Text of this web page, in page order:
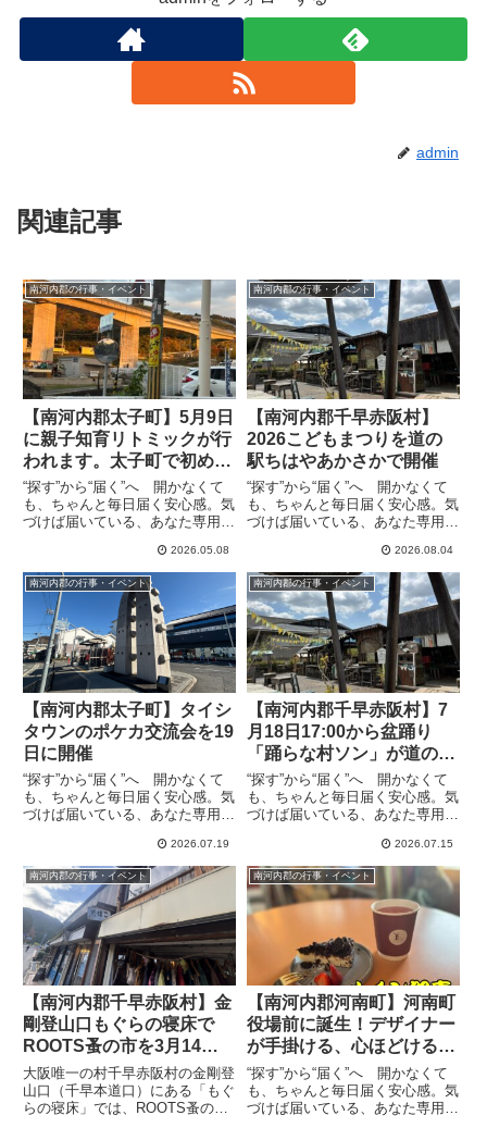
admin
関連記事
南河内郡の行事・イベント
【南河内郡太子町】5月9日
に親子知育リトミックが行
われます。太子町で初めて
の施設
“探す”から“届く”へ 開かなくて
も、ちゃんと毎日届く安心感。気
づけば届いている、あなた専用の
知育リトミックが行われます。太
子町で初めての施設とのこと。3
つの魅力として、①講師は音楽専
門講師と保育士...
2026.05.08
南河内郡の行事・イベント
【南河内郡千早赤阪村】
2026こどもまつりを道の
駅ちはやあかさかで開催
“探す”から“届く”へ 開かなくて
も、ちゃんと毎日届く安心感。気
づけば届いている、あなた専用の
駅ちはやあかさかで開催、買う多
くの出店者 イベントが用意され
ています。IKIRU 描く『アート』
みんなで...
2026.08.04
南河内郡の行事・イベント
【南河内郡太子町】タイシ
タウンのポケカ交流会を19
日に開催
“探す”から“届く”へ 開かなくて
も、ちゃんと毎日届く安心感。気
づけば届いている、あなた専用の
学習センター3階研修室で、ポケ
モンカードゲーム（ポケカ）有志
が開催する「自主対戦会（交流
会）」が7月19日...
2026.07.19
南河内郡の行事・イベント
【南河内郡千早赤阪村】7
月18日17:00から盆踊り
「踊らな村ソン」が道の駅
ちはやあかさかで開催
“探す”から“届く”へ 開かなくて
も、ちゃんと毎日届く安心感。気
づけば届いている、あなた専用の
盆おどり やさしいごはんに お酒
も進む7月18日17:00から盆踊り
「踊らな村ソン」が道の駅ちはや
あかさ...
2026.07.15
南河内郡の行事・イベント
【南河内郡千早赤阪村】金
剛登山口もぐらの寝床で
ROOTS蚤の市を3月14
日、22日、28日の3回開催
大阪唯一の村千早赤阪村の金剛登
山口（千早本道口）にある「もぐ
らの寝床」では、ROOTS蚤の市
南河内郡の行事・イベント
【南河内郡河南町】河南町
役場前に誕生！デザイナー
が手掛ける、心ほどける癒
やしのカフェ「LINOAH」
“探す”から“届く”へ 開かなくて
も、ちゃんと毎日届く安心感。気
づけば届いている、あなた専用の